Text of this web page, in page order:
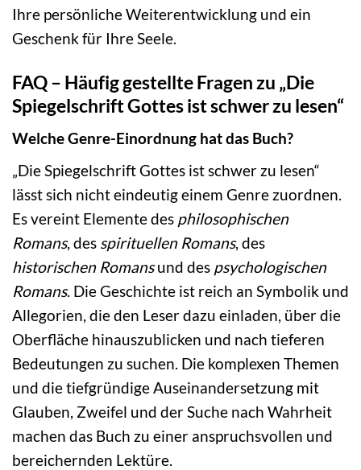
Ihre persönliche Weiterentwicklung und ein
Geschenk für Ihre Seele.
FAQ – Häufig gestellte Fragen zu „Die
Spiegelschrift Gottes ist schwer zu lesen“
Welche Genre-Einordnung hat das Buch?
„Die Spiegelschrift Gottes ist schwer zu lesen“
lässt sich nicht eindeutig einem Genre zuordnen.
Es vereint Elemente des philosophischen
Romans, des spirituellen Romans, des
historischen Romansund des psychologischen
Romans. Die Geschichte ist reich an Symbolik und
Allegorien, die den Leser dazu einladen, über die
Oberfläche hinauszublicken und nach tieferen
Bedeutungen zu suchen. Die komplexen Themen
und die tiefgründige Auseinandersetzung mit
Glauben, Zweifel und der Suche nach Wahrheit
machen das Buch zu einer anspruchsvollen und
bereichernden Lektüre.